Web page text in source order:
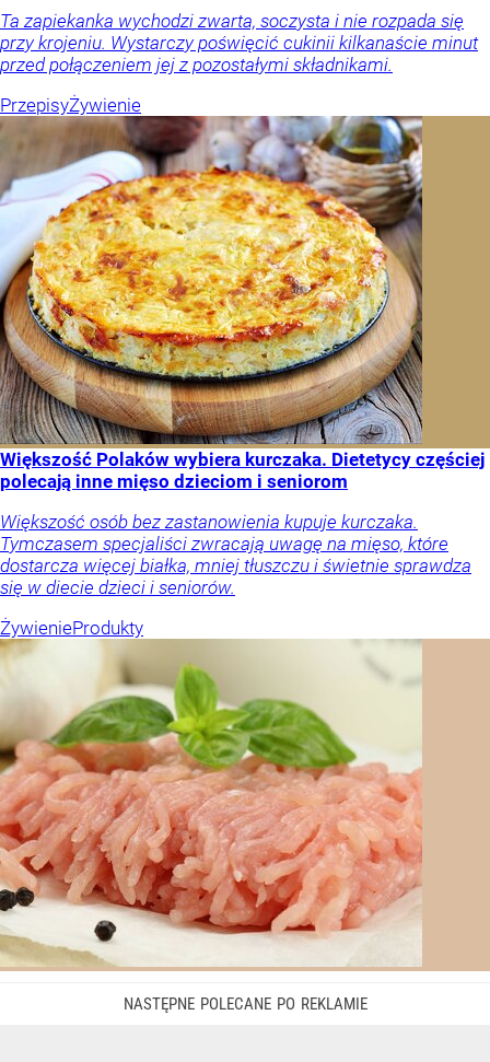
Ta zapiekanka wychodzi zwarta, soczysta i nie rozpada się
przy krojeniu. Wystarczy poświęcić cukinii kilkanaście minut
przed połączeniem jej z pozostałymi składnikami.
PrzepisyŻywienie
Większość Polaków wybiera kurczaka. Dietetycy częściej
polecają inne mięso dzieciom i seniorom
Większość osób bez zastanowienia kupuje kurczaka.
Tymczasem specjaliści zwracają uwagę na mięso, które
dostarcza więcej białka, mniej tłuszczu i świetnie sprawdza
się w diecie dzieci i seniorów.
ŻywienieProdukty